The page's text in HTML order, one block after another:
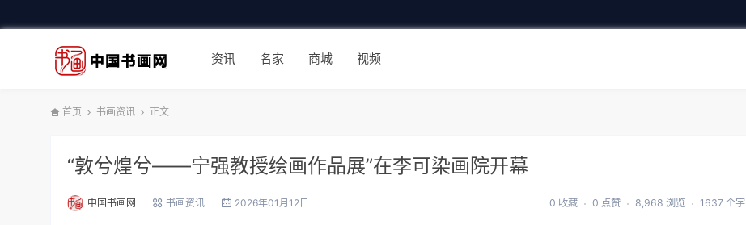
资讯 名家 商城 视频
首页 书画资讯 正文
“敦兮煌兮——宁强教授绘画作品展”在李可染画院开幕
中国书画网 书画资讯 2026年01月12日 0 收藏 0 点赞 8,968 浏览 1637 个字